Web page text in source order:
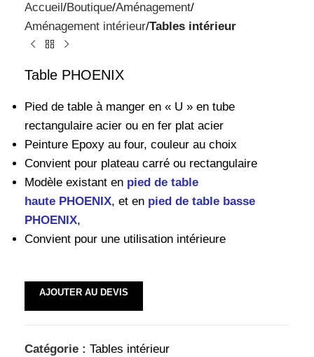
Accueil Boutique Aménagement
Aménagement intérieur Tables intérieur
Table PHOENIX
Pied de table à manger en « U » en tube
rectangulaire acier ou en fer plat acier
Peinture Epoxy au four, couleur au choix
Convient pour plateau carré ou rectangulaire
Modèle existant en pied de table
haute PHOENIX, et en pied de table basse
PHOENIX,
Convient pour une utilisation intérieure
AJOUTER AU DEVIS
Catégorie : Tables intérieur